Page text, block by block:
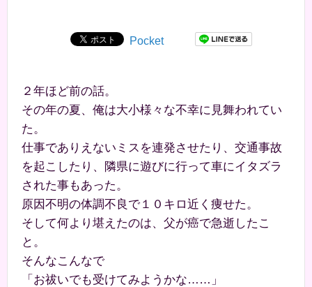
Pocket
２年ほど前の話。
その年の夏、俺は大小様々な不幸に見舞われてい
た。
仕事でありえないミスを連発させたり、交通事故
を起こしたり、隣県に遊びに行って車にイタズラ
された事もあった。
原因不明の体調不良で１０キロ近く痩せた。
そして何より堪えたのは、父が癌で急逝したこ
と。
そんなこんなで
「お祓いでも受けてみようかな……」